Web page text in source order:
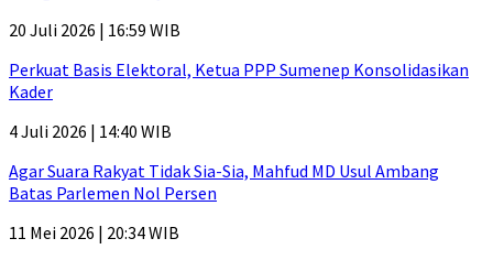
20 Juli 2026 | 16:59 WIB
Perkuat Basis Elektoral, Ketua PPP Sumenep Konsolidasikan
Kader
4 Juli 2026 | 14:40 WIB
Agar Suara Rakyat Tidak Sia-Sia, Mahfud MD Usul Ambang
Batas Parlemen Nol Persen
11 Mei 2026 | 20:34 WIB